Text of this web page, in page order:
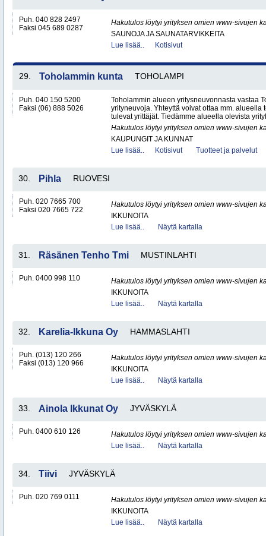
Puh. 040 828 2497
Faksi 045 689 0287
Hakutulos löytyi yrityksen omien www-sivujen
SAUNOJA JA SAUNATARVIKKEITA
Lue lisää..
Kotisivut
29. Toholammin kunta TOHOLAMPI
Puh. 040 150 5200
Faksi (06) 888 5026
Toholammin alueen yritysneuvonnasta vastaa
yrityneuvoja. Yhteyttä voivat ottaa mm. alueella
tulevat yrittäjät. Tiedämme alueella olevista
Hakutulos löytyi yrityksen omien www-sivujen
KAUPUNGIT JA KUNNAT
Lue lisää..
Kotisivut Tuotteet ja palvelut
30. Pihla RUOVESI
Puh. 020 7665 700
Faksi 020 7665 722
Hakutulos löytyi yrityksen omien www-sivujen
IKKUNOITA
Lue lisää..
Näytä kartalla
31. Räsänen Tenho Tmi MUSTINLAHTI
Puh. 0400 998 110
Hakutulos löytyi yrityksen omien www-sivujen
IKKUNOITA
Lue lisää..
Näytä kartalla
32. Karelia-Ikkuna Oy HAMMASLAHTI
Puh. (013) 120 266
Faksi (013) 120 966
Hakutulos löytyi yrityksen omien www-sivujen
IKKUNOITA
Lue lisää..
Näytä kartalla
33. Ainola Ikkunat Oy JYVÄSKYLÄ
Puh. 0400 610 126
Hakutulos löytyi yrityksen omien www-sivujen
Lue lisää..
Näytä kartalla
34. Tiivi JYVÄSKYLÄ
Puh. 020 769 0111
Hakutulos löytyi yrityksen omien www-sivujen
IKKUNOITA
Lue lisää..
Näytä kartalla